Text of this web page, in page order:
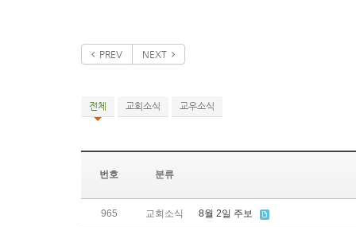
PREV NEXT
전체 교회소식 교우소식
번호 분류
965 교회소식 8월 2일 주보